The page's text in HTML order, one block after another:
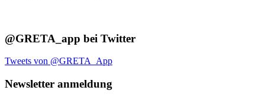
@GRETA_app bei Twitter
Tweets von @GRETA_App
Newsletter anmeldung